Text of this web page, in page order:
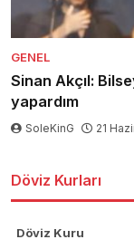
GENEL
Sinan Akçıl:
yapardım
SoleKinG 21
Döviz Kurları
Döviz Kuru